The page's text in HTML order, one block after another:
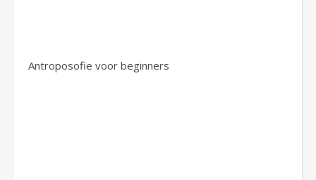
Antroposofie voor beginners